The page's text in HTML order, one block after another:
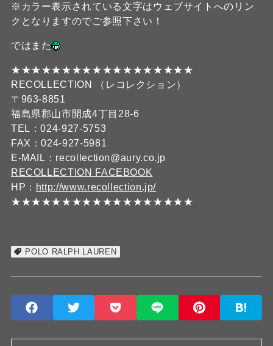
※カラー表示されている文字はウェブサイトへのリン
クとなりますのでご参照下さい！
ではまた
★★★★★★★★★★★★★★★★★★
RECOLLECTION （レコレクション）
〒963-8851
福島県郡山市開成4丁目28-6
TEL：024-927-5753
FAX：024-927-5981
E-MAIL：recollection@aury.co.jp
RECOLLECTION FACEBOOK
HP： http://www.recollection.jp/
★★★★★★★★★★★★★★★★★★
POLO RALPH LAUREN